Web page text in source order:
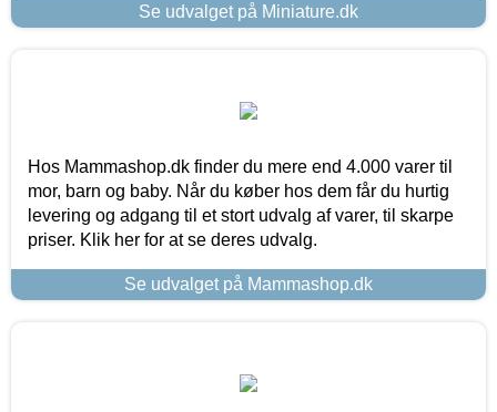
Se udvalget på Miniature.dk
Hos Mammashop.dk finder du mere end 4.000 varer til
mor, barn og baby. Når du køber hos dem får du hurtig
levering og adgang til et stort udvalg af varer, til skarpe
priser. Klik her for at se deres udvalg.
Se udvalget på Mammashop.dk